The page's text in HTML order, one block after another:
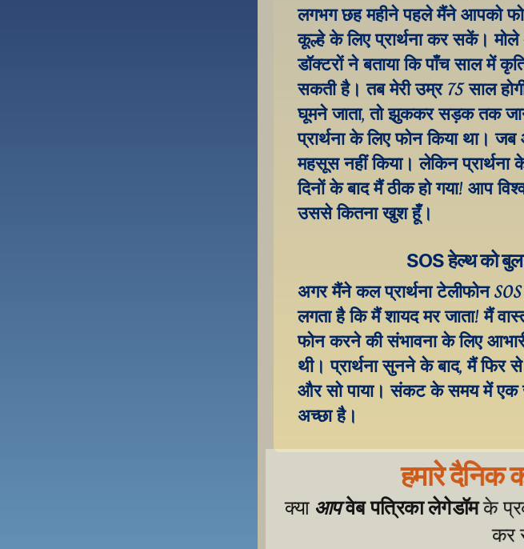
लगभग छह महीने पहले मैंने आपको
कूल्हे के लिए प्रार्थना कर सकें।
डॉक्टरों ने बताया कि पाँच साल में
सकती है। तब मेरी उम्र 75 साल
घूमने जाता, तो झुककर सड़क तक
प्रार्थना के लिए फोन किया था।
महसूस नहीं किया। लेकिन प्रार्थना
दिनों के बाद मैं ठीक हो गया! आप
उससे कितना खुश हूँ।
SOS हेल्थ को
अगर मैंने कल प्रार्थना टेलीफोन
लगता है कि मैं शायद मर जाता! मैं
फोन करने की संभावना के लिए
थी। प्रार्थना सुनने के बाद, मैं
और सो पाया। संकट के समय में एक
अच्छा है।
हमारे दैनिक
क्या आपवेब पत्रिका लेगेडॉम के
कर